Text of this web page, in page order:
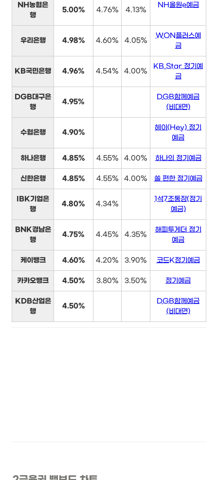
NH농협은
행
5.00% 4.76% 4.13%
NH올원e예금
우리은행 4.98% 4.60% 4.05%
WON플러스예
금
KB국민은행 4.96% 4.54% 4.00%
KB Star 정기예
금
DGB대구은
행
4.95%
DGB함께예금
(비대면)
수협은행 4.90%
헤이(Hey) 정기
예금
하나은행 4.85% 4.55% 4.00% 하나의 정기예금
신한은행 4.85% 4.55% 4.00% 쏠 편한 정기예금
IBK기업은
행
4.80% 4.34%
1석7조통장(정기
예금)
BNK경남은
행
4.75% 4.45% 4.35%
해피투게더 정기
예금
케이뱅크 4.60% 4.20% 3.90% 코드K정기예금
카카오뱅크 4.50% 3.80% 3.50% 정기예금
KDB산업은
행
4.50%
DGB함께예금
(비대면)